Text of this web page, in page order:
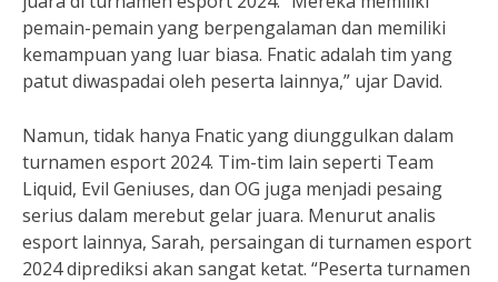
pemain-pemain yang berpengalaman dan memiliki
kemampuan yang luar biasa. Fnatic adalah tim yang
patut diwaspadai oleh peserta lainnya,” ujar David.
Namun, tidak hanya Fnatic yang diunggulkan dalam
turnamen esport 2024. Tim-tim lain seperti Team
Liquid, Evil Geniuses, dan OG juga menjadi pesaing
serius dalam merebut gelar juara. Menurut analis
esport lainnya, Sarah, persaingan di turnamen esport
2024 diprediksi akan sangat ketat. “Peserta turnamen